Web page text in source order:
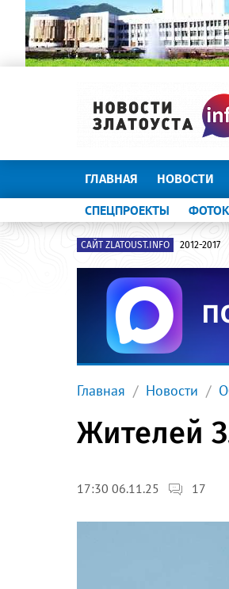
ГЛАВНАЯ НОВОСТИ
СПЕЦПРОЕКТЫ
САЙТ ZLATOUST.INFO 2012-2017
Главная Новости
Жителей
17:30 06.11.25 17